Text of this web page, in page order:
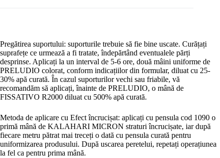
Pregătirea suportului: suporturile trebuie să fie bine uscate. Curățați
suprafețe ce urmează a fi tratate, îndepărtând eventualele părți
desprinse. Aplicați la un interval de 5-6 ore, două mâini uniforme de
PRELUDIO colorat, conform indicațiilor din formular, diluat cu 25-
30% apă curată. În cazul suporturilor vechi sau friabile, vă
recomandăm să aplicați, înainte de PRELUDIO, o mână de
FISSATIVO R2000 diluat cu 500% apă curată.
Metoda de aplicare cu Efect încrucișat: aplicați cu pensula cod 1090 o
primă mână de KALAHARI MICRON straturi încrucișate, iar după
fiecare metru pătrat mai treceți o dată cu pensula curată pentru
uniformizarea produsului. După uscarea peretelui, repetați operațiunea
la fel ca pentru prima mână.